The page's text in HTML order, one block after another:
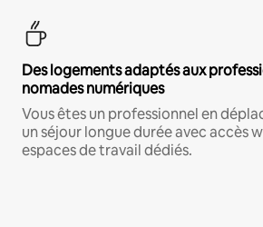
Des logements adaptés aux
nomades numériques
Vous êtes un professionnel en
un séjour longue durée avec accès
espaces de travail dédiés.